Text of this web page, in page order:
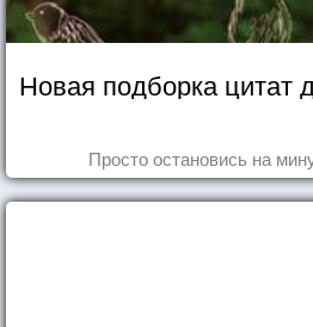
Новая подборка цитат
Просто остановись на